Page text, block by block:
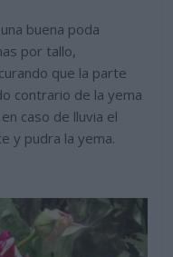
buena poda
por tallo,
que la parte
contrario de la yema
caso de lluvia el
y pudra la yema.